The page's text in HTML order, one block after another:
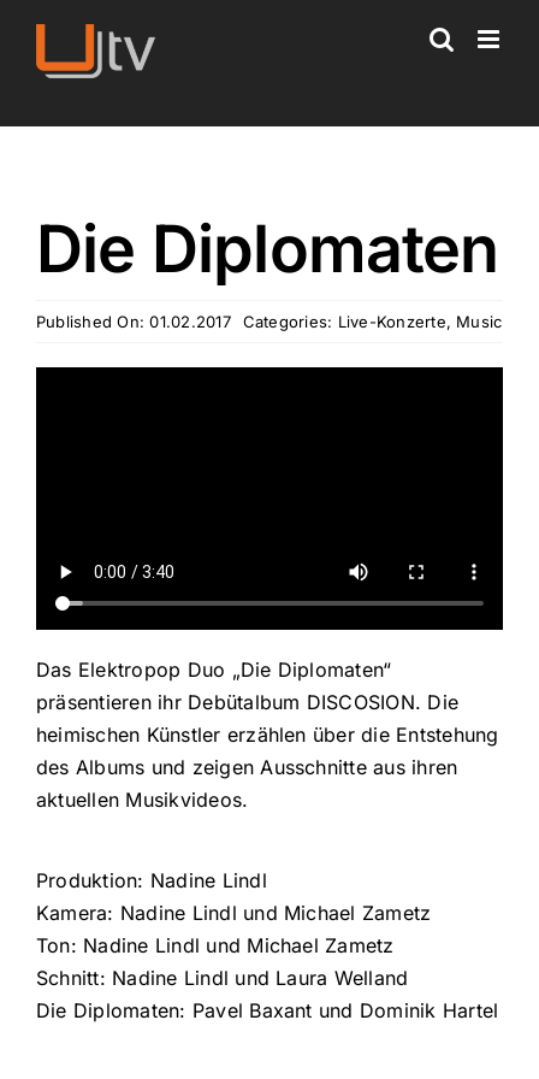
content
Die Diplomaten
Published On: 01.02.2017 Categories: Live-Konzerte, Music
Das Elektropop Duo „Die Diplomaten“
präsentieren ihr Debütalbum DISCOSION. Die
heimischen Künstler erzählen über die Entstehung
des Albums und zeigen Ausschnitte aus ihren
aktuellen Musikvideos.
Produktion: Nadine Lindl
Kamera: Nadine Lindl und Michael Zametz
Ton: Nadine Lindl und Michael Zametz
Schnitt: Nadine Lindl und Laura Welland
Die Diplomaten: Pavel Baxant und Dominik Hartel